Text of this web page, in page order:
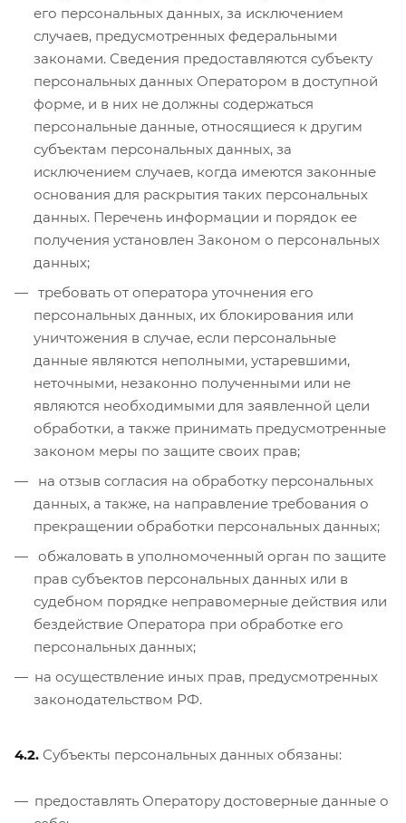
его персональных данных, за исключением
случаев, предусмотренных федеральными
законами. Сведения предоставляются субъекту
персональных данных Оператором в доступной
форме, и в них не должны содержаться
персональные данные, относящиеся к другим
субъектам персональных данных, за
исключением случаев, когда имеются законные
основания для раскрытия таких персональных
данных. Перечень информации и порядок ее
получения установлен Законом о персональных
данных;
требовать от оператора уточнения его
персональных данных, их блокирования или
уничтожения в случае, если персональные
данные являются неполными, устаревшими,
неточными, незаконно полученными или не
являются необходимыми для заявленной цели
обработки, а также принимать предусмотренные
законом меры по защите своих прав;
на отзыв согласия на обработку персональных
данных, а также, на направление требования о
прекращении обработки персональных данных;
обжаловать в уполномоченный орган по защите
прав субъектов персональных данных или в
судебном порядке неправомерные действия или
бездействие Оператора при обработке его
персональных данных;
на осуществление иных прав, предусмотренных
законодательством РФ.
4.2. Субъекты персональных данных обязаны:
предоставлять Оператору достоверные данные о